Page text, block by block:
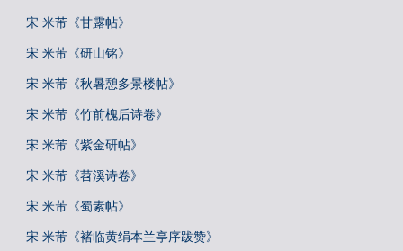
宋 米芾《甘露帖》
宋 米芾《研山铭》
宋 米芾《秋暑憩多景楼帖》
宋 米芾《竹前槐后诗卷》
宋 米芾《紫金研帖》
宋 米芾《苕溪诗卷》
宋 米芾《蜀素帖》
宋 米芾《褚临黄绢本兰亭序跋赞》